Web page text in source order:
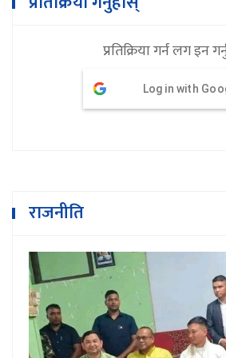
प्रतिक्रिया गर्न लग इन
Log in with
राजनीति